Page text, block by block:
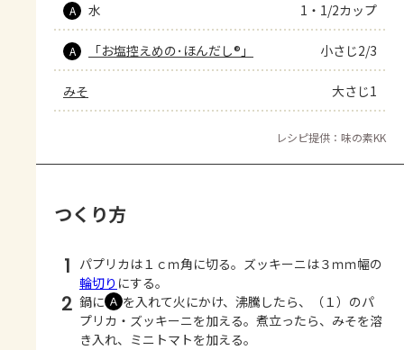
A 水 1・1/2カップ
A 「お塩控えめの･ほんだし®」 小さじ2/3
みそ 大さじ1
レシピ提供：味の素KK
つくり方
1 パプリカは１ｃｍ角に切る。ズッキーニは３ｍｍ幅の
輪切り にする。
2 鍋に Ａ を入れて火にかけ、沸騰したら、（１）のパ
プリカ・ズッキーニを加える。煮立ったら、みそを溶
き入れ、ミニトマトを加える。